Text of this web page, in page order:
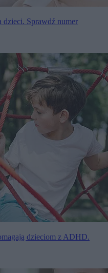
Sprawdź numer
dzieciom z ADHD.